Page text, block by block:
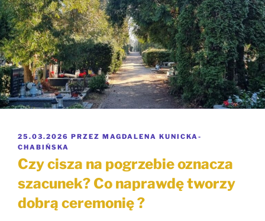
OPUBLIKOWANE
W
25.03.2026 PRZEZ MAGDALENA KUNICKA-
CHABIŃSKA
Czy cisza na pogrzebie oznacza
szacunek? Co naprawdę tworzy
dobrą ceremonię ?